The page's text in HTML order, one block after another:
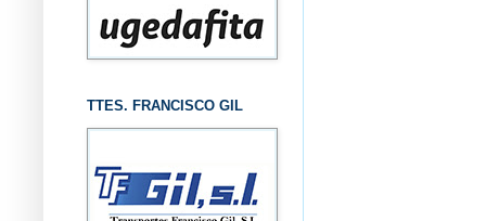
TTES. FRANCISCO GIL